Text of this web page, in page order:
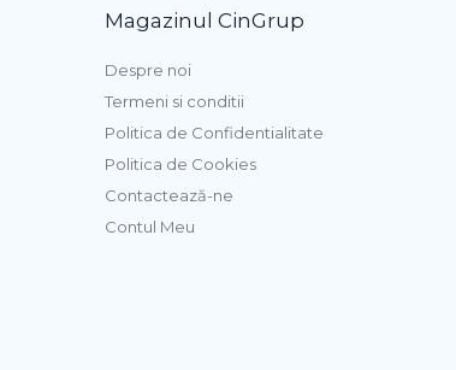
Forme Silicon Inghetata
Bastonase Lemn
Coji de Tarte
Panificatie
Magazinul CinGrup
Despre noi
Termeni si conditii
Politica de Confidentialitate
Politica de Cookies
Contactează-ne
Contul Meu